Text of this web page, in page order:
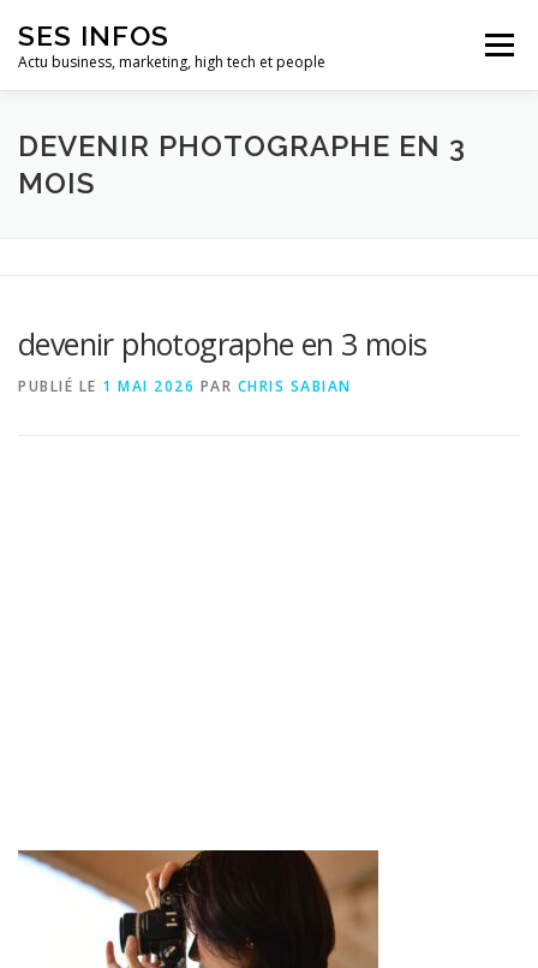
contenu
SES INFOS
Actu business, marketing, high tech et people
Menu
BUSINESS MARKETING
DEVENIR PHOTOGRAPHE EN 3
MOIS
devenir photographe en 3 mois
PUBLIÉ LE 1 MAI 2026 PAR CHRIS SABIAN